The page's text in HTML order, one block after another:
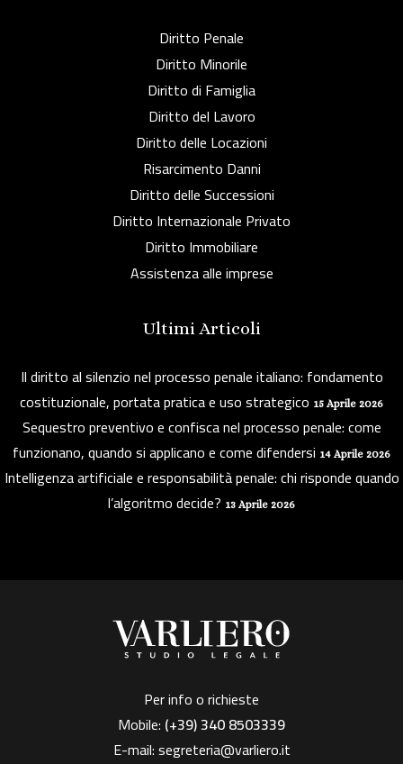
Diritto Penale
Diritto Minorile
Diritto di Famiglia
Diritto del Lavoro
Diritto delle Locazioni
Risarcimento Danni
Diritto delle Successioni
Diritto Internazionale Privato
Diritto Immobiliare
Assistenza alle imprese
Ultimi Articoli
Il diritto al silenzio nel processo penale italiano: fondamento
costituzionale, portata pratica e uso strategico 15 Aprile 2026
Sequestro preventivo e confisca nel processo penale: come
funzionano, quando si applicano e come difendersi 14 Aprile 2026
Intelligenza artificiale e responsabilità penale: chi risponde quando
l’algoritmo decide? 13 Aprile 2026
Per info o richieste
Mobile: (+39)340 8503339
E-mail:segreteria@varliero.it